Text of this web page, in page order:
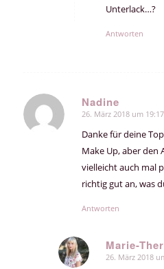
Unterlack…?
Antworten
Nadine
sagte:
26. März 2018 um 19:17
Danke für deine
Make Up, aber den
vielleicht auch mal
richtig gut an, was
Antworten
Marie-
sagte:
26. März 2018